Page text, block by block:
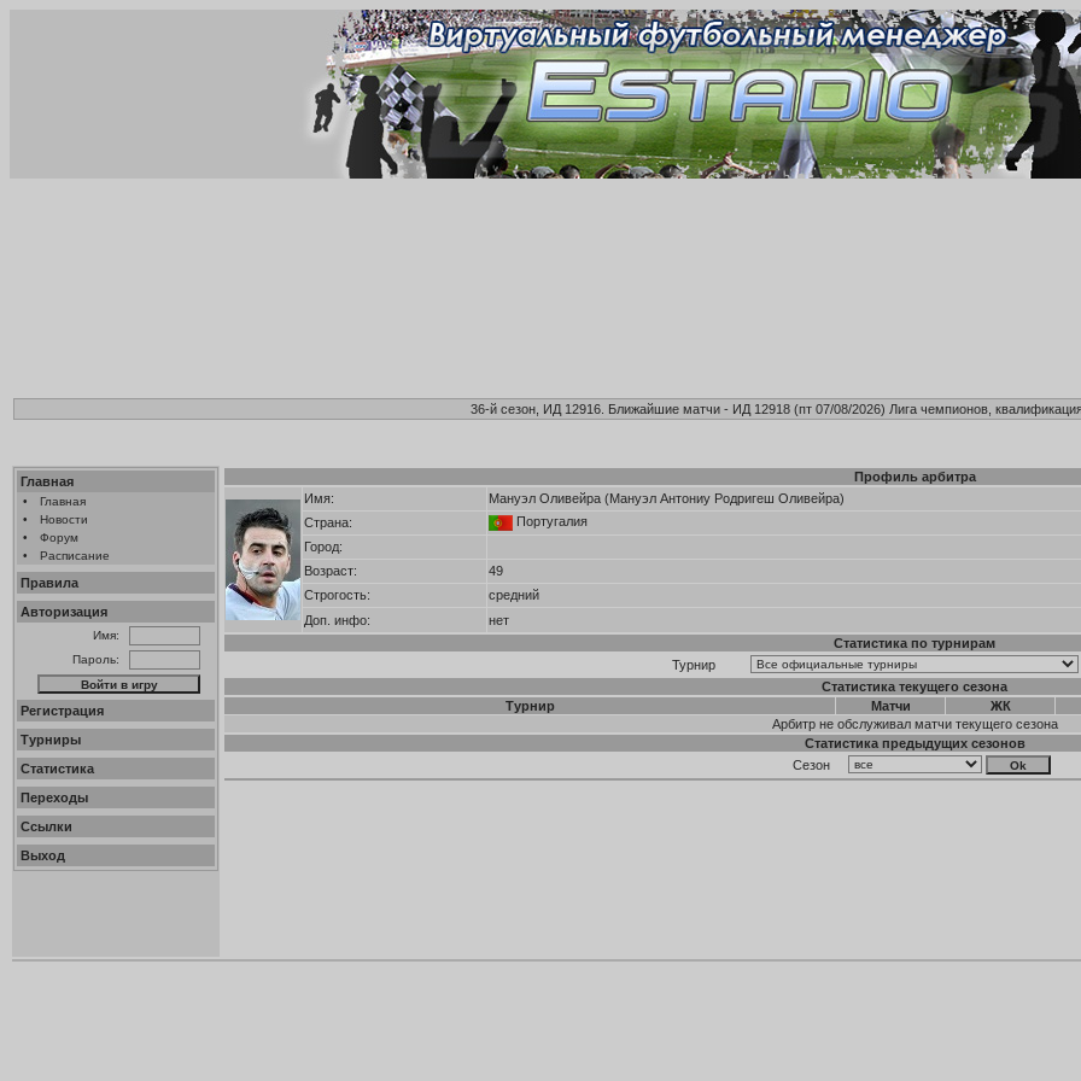
36-й сезон, ИД 12916. Ближайшие матчи - ИД 12918 (пт 07/08/2026) Лига чемпионов,
Главная
•
Главная
•
Новости
•
Форум
•
Расписание
Правила
Авторизация
Имя:
Пароль:
Регистрация
Турниры
Статистика
Переходы
Ссылки
Выход
Профиль арбитра
Имя:
Мануэл Оливейра (Мануэл Антониу Родригеш Оливейра)
Страна:
Португалия
Город:
Возраст:
49
Строгость:
средний
Доп. инфо:
нет
Статистика по турнирам
Турнир
Статистика текущего сезона
Турнир
Матчи ЖК
Арбитр не обслуживал матчи текущего сезона
Статистика предыдущих сезонов
Сезон